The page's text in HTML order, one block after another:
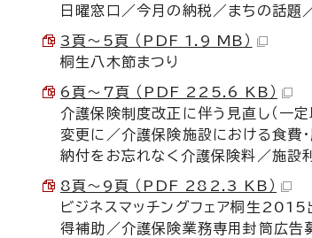
日曜窓口／今月の納税／まちの話題
3頁～5頁 （PDF 1.9 MB）
桐生八木節まつり
6頁～7頁 （PDF 225.6 KB）
介護保険制度改正に伴う見直し（一
変更に／介護保険施設における食費
納付をお忘れなく介護保険料／施設
8頁～9頁 （PDF 282.3 KB）
ビジネスマッチングフェア桐生
得補助／介護保険業務専用封筒広告